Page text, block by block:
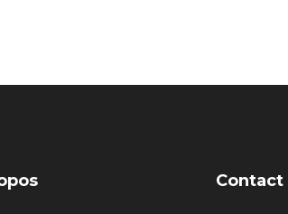
Contact